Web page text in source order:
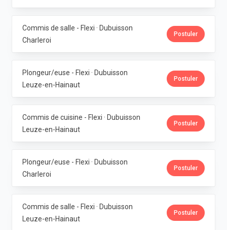
Commis de salle - Flexi · Dubuisson
Charleroi
Postuler
Plongeur/euse - Flexi · Dubuisson
Leuze-en-Hainaut
Postuler
Commis de cuisine - Flexi · Dubuisson
Leuze-en-Hainaut
Postuler
Plongeur/euse - Flexi · Dubuisson
Charleroi
Postuler
Commis de salle - Flexi · Dubuisson
Leuze-en-Hainaut
Postuler